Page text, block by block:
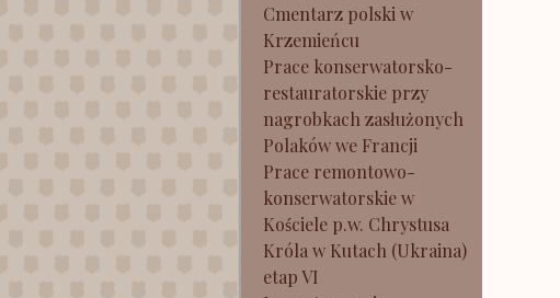
Cmentarz polski w
Krzemieńcu
Prace konserwatorsko-
restauratorskie przy
nagrobkach zasłużonych
Polaków we Francji
Prace remontowo-
konserwatorskie w
Kościele p.w. Chrystusa
Króla w Kutach (Ukraina)
etap VI